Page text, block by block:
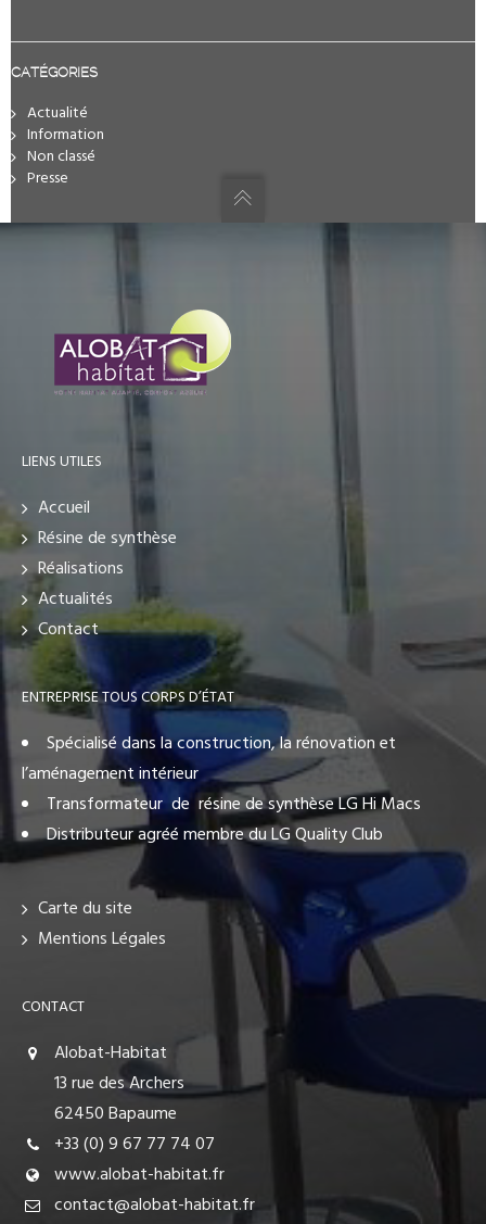
CATÉGORIES
Actualité
Information
Non classé
Presse
LIENS UTILES
Accueil
Résine de synthèse
Réalisations
Actualités
Contact
ENTREPRISE TOUS CORPS D’ÉTAT
Spécialisé dans la construction, la rénovation et
l’aménagement intérieur
Transformateur de résine de synthèse LG Hi Macs
Distributeur agréé membre du LG Quality Club
Carte du site
Mentions Légales
CONTACT
Alobat-Habitat
13 rue des Archers
62450 Bapaume
+33 (0) 9 67 77 74 07
www.alobat-habitat.fr
contact@alobat-habitat.fr